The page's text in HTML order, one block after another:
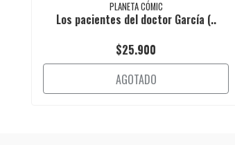
PLANETA CÓMIC
Los pacientes del doctor García (..
$25.900
AGOTADO